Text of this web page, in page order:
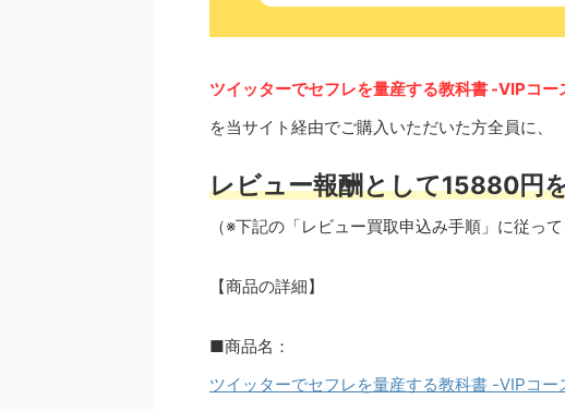
ツイッターでセフレを量産する教科書 -VIPコー
を当サイト経由でご購入いただいた方全員に、
レビュー報酬として15880円
（※下記の「レビュー買取申込み手順」に従っ
【商品の詳細】
■商品名：
ツイッターでセフレを量産する教科書 -VIPコー